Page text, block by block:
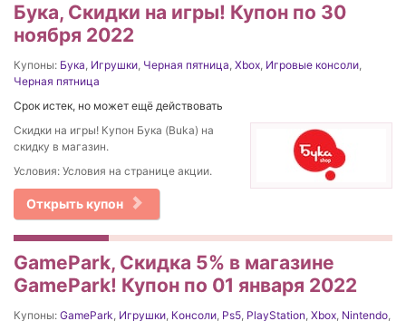
Бука, Скидки на игры! Купон по 30
ноября 2022
Купоны: Бука, Игрушки, Черная пятница, Xbox, Игровые консоли,
Черная пятница
Срок истек, но может ещё действовать
Скидки на игры! Купон Бука (Buka) на
скидку в магазин.
Условия: Условия на странице акции.
Открыть купон
GamePark, Скидка 5% в магазине
GamePark! Купон по 01 января 2022
Купоны: GamePark, Игрушки, Консоли, Ps5, PlayStation, Xbox, Nintendo,